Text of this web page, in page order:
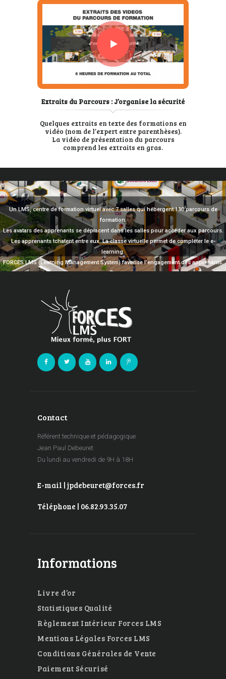
Extraits du Parcours : J’organise la sécurité
Quelques extraits en texte des formations en
vidéo (nom de l’expert entre parenthèses).
La vidéo de présentation du parcours
comprend les extraits en gras.
Un LMS, centre de formation virtuel avec 7 salles qui hébergent 130 parcours de
formation.
Les avatars des apprenants se déplacent dans les salles pour accéder aux parcours.
Les apprenants tchatent entre eux. La classe virtuelle permet de compléter le e-
learning.
FORCES LMS (Learning Management System) favorise l’engagement des apprenants.
Contact
Référent technique et pédagogique
Jean Paul Debeuret
Du lundi au vendredi de 9H à 18H
E-mail | jpdebeuret@forces.fr
Téléphone | 06.82.93.35.07
Informations
Livre d’or
Statistiques Qualité
Règlement Intérieur Forces LMS
Mentions Légales Forces LMS
Conditions Générales de Vente
Paiement Sécurisé